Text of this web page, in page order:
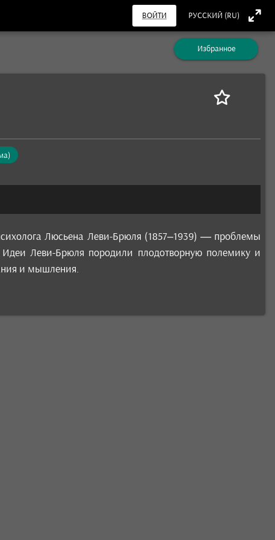
ВОЙТИ РУССКИЙ (RU)
Избранное
Люсьена Леви-Брюля (1857–1939) — проблемы
Идеи Леви-Брюля породили плодотворную полемику и
и мышления.